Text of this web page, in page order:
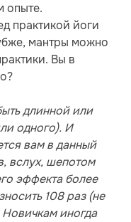
опыте.
практикой йоги
мантры можно
Вы в
длинной или
одного). И
вам в данный
вслух, шепотом
эффекта более
108 раз (не
Новичкам иногда